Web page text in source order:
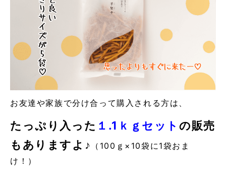
お友達や家族で分け合って購入される方は、
たっぷり入った １.1ｋｇセットの販売
もありますよ♪
（100ｇ×10袋に1袋おま
け！）